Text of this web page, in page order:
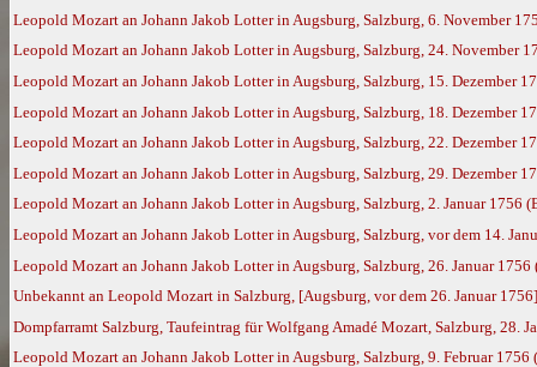
Leopold Mozart an Johann Jakob Lotter in Augsburg, Salzburg, 6. November
Leopold Mozart an Johann Jakob Lotter in Augsburg, Salzburg, 24. November
Leopold Mozart an Johann Jakob Lotter in Augsburg, Salzburg, 15. Dezember
Leopold Mozart an Johann Jakob Lotter in Augsburg, Salzburg, 18. Dezember
Leopold Mozart an Johann Jakob Lotter in Augsburg, Salzburg, 22. Dezember
Leopold Mozart an Johann Jakob Lotter in Augsburg, Salzburg, 29. Dezember
Leopold Mozart an Johann Jakob Lotter in Augsburg, Salzburg, 2. Januar 1756
Leopold Mozart an Johann Jakob Lotter in Augsburg, Salzburg, vor dem 14.
Leopold Mozart an Johann Jakob Lotter in Augsburg, Salzburg, 26. Januar 1756
Unbekannt an Leopold Mozart in Salzburg, [Augsburg, vor dem 26. Januar
Dompfarramt Salzburg, Taufeintrag für Wolfgang Amadé Mozart, Salzburg, 28.
Leopold Mozart an Johann Jakob Lotter in Augsburg, Salzburg, 9. Februar 1756